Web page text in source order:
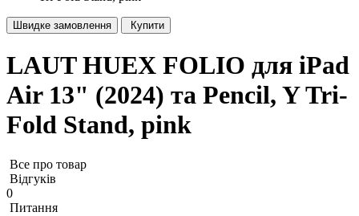
Швидке замовлення Купити
LAUT HUEX FOLIO для iPad
Air 13" (2024) та Pencil, Y Tri-
Fold Stand, pink
Все про товар
Відгуків
0
Питання